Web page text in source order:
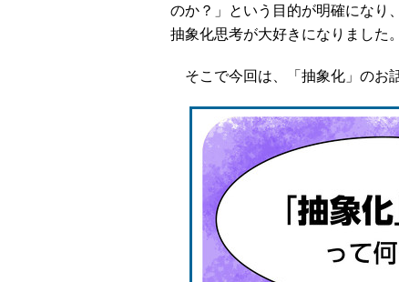
のか？」という目的が明確になり
抽象化思考が大好きになりました。
そこで今回は、「抽象化」のお